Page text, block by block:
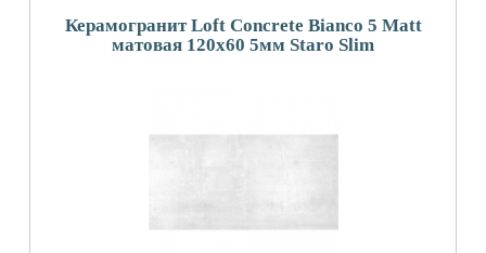
Керамогранит Loft Concrete Bianco 5 Matt
матовая 120x60 5мм Staro Slim